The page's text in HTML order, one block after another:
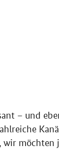
– und
wir möchten